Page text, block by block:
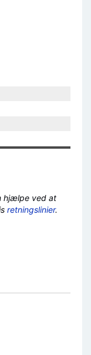
hjælpe ved at
retningslinier.